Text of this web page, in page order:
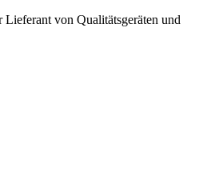
von Qualitätsgeräten und